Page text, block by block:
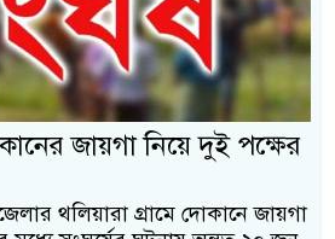
জায়গা নিয়ে দুই পক্ষের
থলিয়ারা গ্রামে দোকানে জায়গা